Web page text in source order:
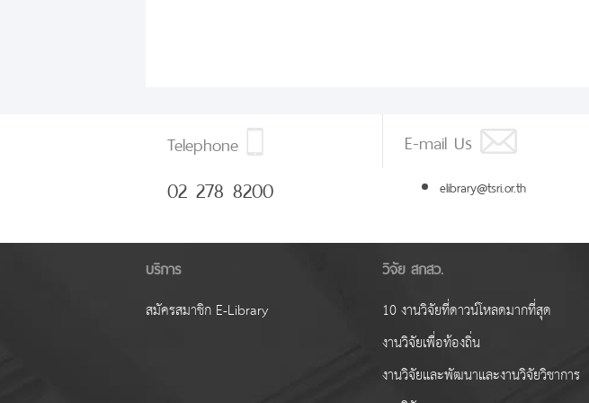
Telephone
02 278 8200
E-mail Us
elibrary@tsri.or.th
บริการ
สมัครสมาชิก E-Library
วิจัย สกสว.
10 งานวิจัยที่ดาวน์โหลดมากที่สุด
งานวิจัยเพื่อท้องถิ่น
งานวิจัยและพัฒนาและงานวิจัยวิชาการ